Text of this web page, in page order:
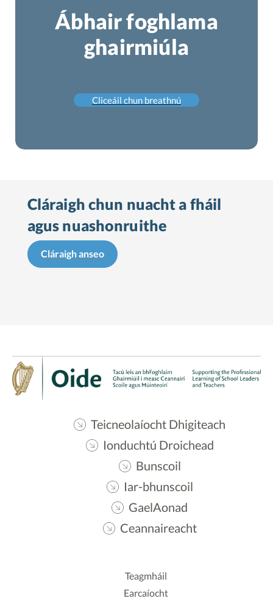
Ábhair foghlama
ghairmiúla
Cliceáil chun breathnú
Cláraigh chun nuacht a fháil
agus nuashonruithe
Cláraigh anseo
Teicneolaíocht Dhigiteach
Ionduchtú Droichead
Bunscoil
Iar-bhunscoil
GaelAonad
Ceannaireacht
Teagmháil
Earcaíocht